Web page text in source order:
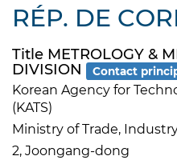
RÉP. DE
Title METROLOGY &
DIVISION
Contact
Korean Agency for
(KATS)
Ministry of Trade,
2, Joongang-dong